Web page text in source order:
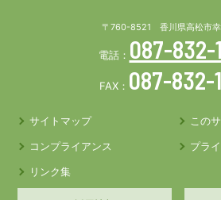
〒760-8521 香川県高松市幸
電話： 087-832-
FAX： 087-832-
サイトマップ
この
コンプライアンス
プラ
リンク集